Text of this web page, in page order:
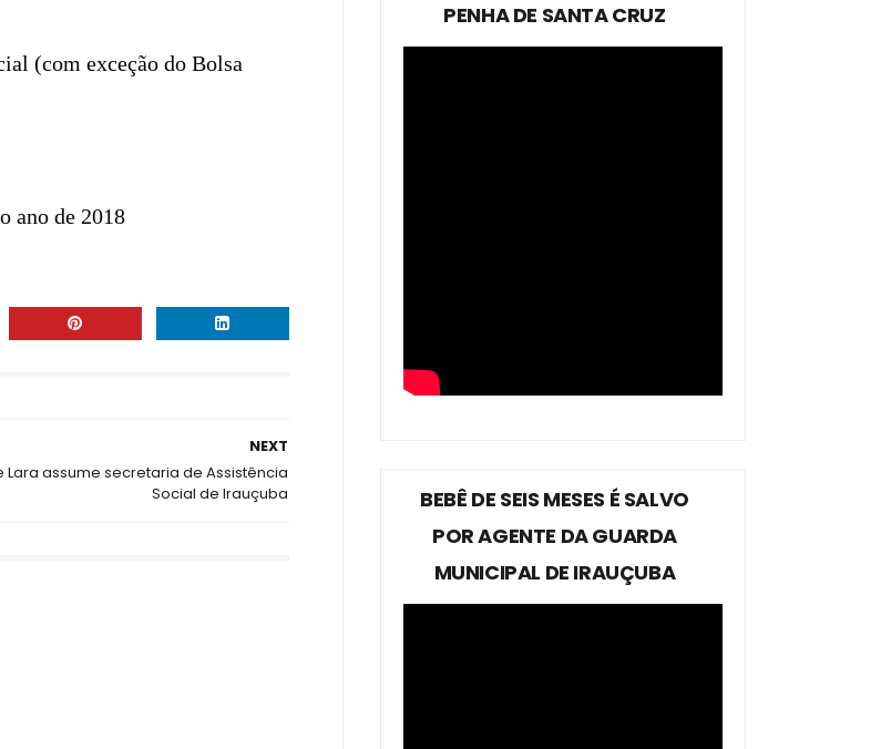
(com exceção do Bolsa
ano de 2018
NEXT
Lara assume secretaria de Assistência
Social de Irauçuba
PENHA DE SANTA CRUZ
BEBÊ DE SEIS MESES É SALVO
POR AGENTE DA GUARDA
MUNICIPAL DE IRAUÇUBA